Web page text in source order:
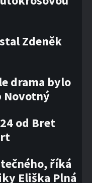
Zdeněk
drama bylo
Novotný
od Bret
říká
Eliška Plná